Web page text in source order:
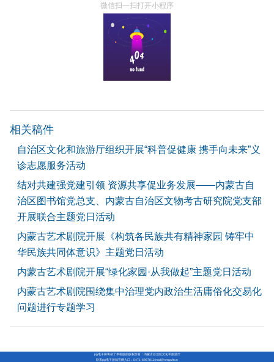
微信扫一扫打开小程序
相关稿件
自治区文化和旅游厅组织开展“科普促健康 携手向未来”义
诊志愿服务活动
结对共建强党建引领 资源共享促业务发展——内蒙古自
治区图书馆党总支、内蒙古自治区文物考古研究院党支部
开展联合主题党日活动
内蒙古艺术剧院开展《构筑各民族共有精神家园 铸牢中
华民族共同体意识》主题党日活动
内蒙古艺术剧院开展“绿化家园·从我做起”主题党日活动
内蒙古艺术剧院围绕集中治理党内政治生活庸俗化交易化
问题进行专题学习
pg电子麻将胡了单机版的版权所有：内蒙古自治区文化和旅游厅
联系pg电子游戏官网入口：0471-6967812;mail@nmgwlt.cn